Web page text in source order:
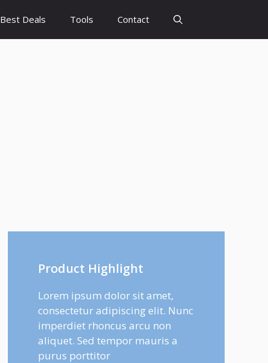
Best Deals Tools Contact
Product Highlight
Lorem ipsum dolor sit amet,
consectetur adipiscing elit. Nunc
imperdiet rhoncus arcu non
aliquet. Sed tempor mauris a
purus porttitor